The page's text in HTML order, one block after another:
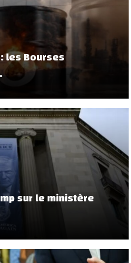
les Bourses
sur le ministère